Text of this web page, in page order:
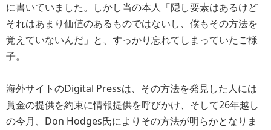
に書いていました。しかし当の本人「隠し要素はあるけど
それはあまり価値のあるものではないし、僕もその方法を
覚えていないんだ」と、すっかり忘れてしまっていたご様
子。
海外サイトのDigital Pressは、その方法を発見した人には
賞金の提供を約束に情報提供を呼びかけ、そして26年越し
の今月、Don Hodges氏によりその方法が明らかとなりま